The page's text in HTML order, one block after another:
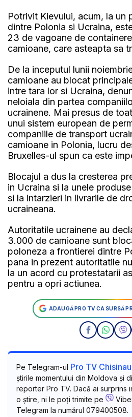
Potrivit Kievului, acum, la un
dintre Polonia si Ucraina,
23 de vagoane de
camioane, care asteapta sa
De la inceputul lunii
camioane au blocat
intre tara lor si Ucraina,
neloiala din partea
ucrainene. Mai presus de
unui sistem european de
companiile de transport
camioane in Polonia, lucru
Bruxelles-ul spun ca este
Blocajul a dus la cresterea
in Ucraina si la unele
si la intarzieri in livrarile de
ucraineana.
Autoritatile ucrainene au
3.000 de camioane sunt
poloneza a frontierei dintre
pana in prezent autoritatile
la un acord cu protestatarii
pentru a opri actiunea.
ADAUGĂ PRO TV CA SURSĂ
Pe Telegram-ul Pro TV Chisinau
știrile momentului din Moldova și
reporter Pro TV. Dacă ai surprins
o știre, ni le poți trimite pe
Telegram la numărul 079400508.